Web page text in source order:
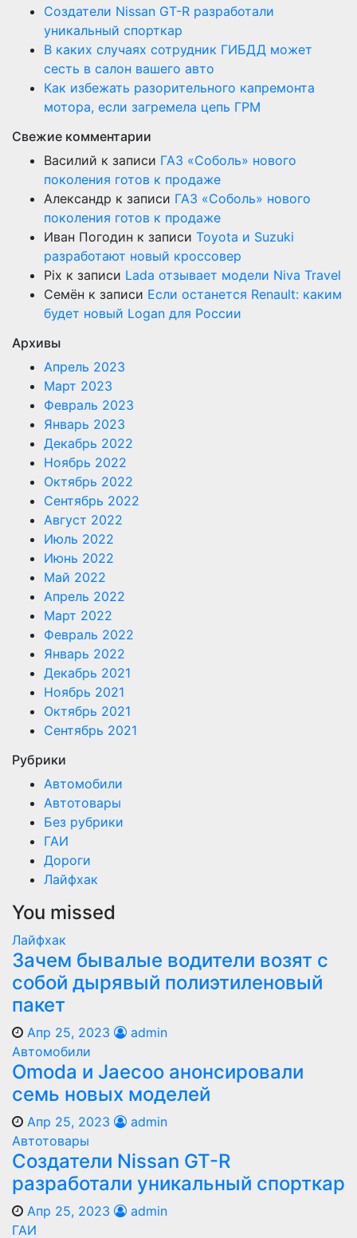
Создатели Nissan GT-R разработали
уникальный спорткар
В каких случаях сотрудник ГИБДД может
сесть в салон вашего авто
Как избежать разорительного капремонта
мотора, если загремела цепь ГРМ
Свежие комментарии
Василий к записи ГАЗ «Соболь» нового
поколения готов к продаже
Александр к записи ГАЗ «Соболь» нового
поколения готов к продаже
Иван Погодин к записи Toyota и Suzuki
разработают новый кроссовер
Pix к записи Lada отзывает модели Niva Travel
Семён к записи Если останется Renault: каким
будет новый Logan для России
Архивы
Апрель 2023
Март 2023
Февраль 2023
Январь 2023
Декабрь 2022
Ноябрь 2022
Октябрь 2022
Сентябрь 2022
Август 2022
Июль 2022
Июнь 2022
Май 2022
Апрель 2022
Март 2022
Февраль 2022
Январь 2022
Декабрь 2021
Ноябрь 2021
Октябрь 2021
Сентябрь 2021
Рубрики
Автомобили
Автотовары
Без рубрики
ГАИ
Дороги
Лайфхак
You missed
Лайфхак
Зачем бывалые водители возят с
собой дырявый полиэтиленовый
пакет
Апр 25, 2023
admin
Автомобили
Оmoda и Jaecoo анонсировали
семь новых моделей
Апр 25, 2023
admin
Автотовары
Создатели Nissan GT-R
разработали уникальный спорткар
Апр 25, 2023
admin
ГАИ